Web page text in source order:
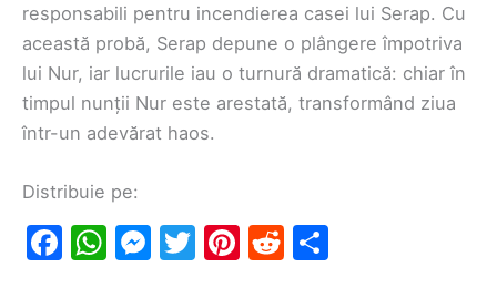
responsabili pentru incendierea casei lui Serap. Cu
această probă, Serap depune o plângere împotriva
lui Nur, iar lucrurile iau o turnură dramatică: chiar în
timpul nunții Nur este arestată, transformând ziua
într-un adevărat haos.
Distribuie pe:
F
W M T
Pi R